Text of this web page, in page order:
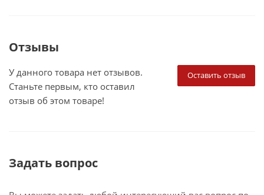
Отзывы
Оставить отзыв
У данного товара нет отзывов.
Станьте первым, кто оставил
отзыв об этом товаре!
Задать вопрос